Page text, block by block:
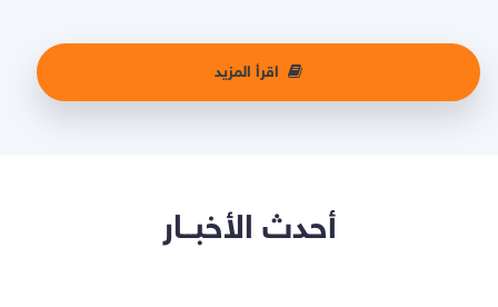
اقرأ المزيد
أحدث الأخبــار